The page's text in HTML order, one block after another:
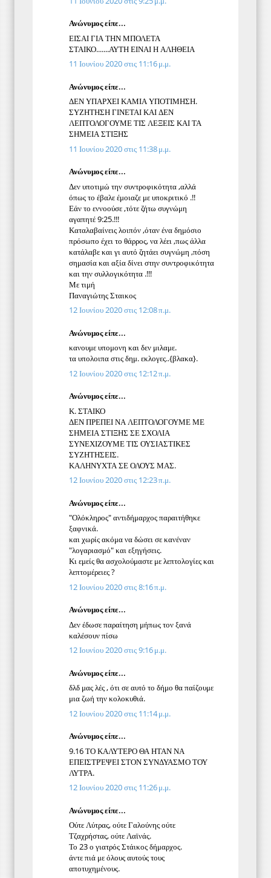
Ανώνυμος είπε...
ΕΙΣΑΙ ΓΙΑ ΤΗΝ ΜΠΟΛΕΤΑ
ΣΤΑΙΚΟ.......ΑΥΤΗ ΕΙΝΑΙ Η ΑΛΗΘΕΙΑ
11 Ιουνίου 2020 στις 11:16 μ.μ.
Ανώνυμος είπε...
ΔΕΝ ΥΠΑΡΧΕΙ ΚΑΜΙΑ ΥΠΟΤΙΜΗΣΗ.
ΣΥΖΗΤΗΣΗ ΓΙΝΕΤΑΙ ΚΑΙ ΔΕΝ
ΛΕΠΤΟΛΟΓΟΥΜΕ ΤΙΣ ΛΕΞΕΙΣ ΚΑΙ ΤΑ
ΣΗΜΕΙΑ ΣΤΙΞΗΣ
11 Ιουνίου 2020 στις 11:38 μ.μ.
Ανώνυμος είπε...
Δεν υποτιμώ την συντροφικότητα ,αλλά
όπως το έβαλε έμοιαζε με υποκριτικό .!!
Εάν το εννοούσε ,τότε ζήτω συγνώμη
αγαπητέ 9:25.!!!
Καταλαβαίνεις λοιπόν ,όταν ένα δημόσιο
πρόσωπο έχει το θάρρος, να λέει ,πως άλλα
κατάλαβε και γι αυτό ζητάει συγνώμη ,πόση
σημασία και αξία δίνει στην συντροφικότητα
και την συλλογικότητα .!!!
Με τιμή
Παναγιώτης Σταικος
12 Ιουνίου 2020 στις 12:08 π.μ.
Ανώνυμος είπε...
κανουμε υπομονη και δεν μιλαμε.
τα υπολοιπα στις δημ. εκλογες..{βλακα}.
12 Ιουνίου 2020 στις 12:12 π.μ.
Ανώνυμος είπε...
Κ. ΣΤΑΙΚΟ
ΔΕΝ ΠΡΕΠΕΙ ΝΑ ΛΕΠΤΟΛΟΓΟΥΜΕ ΜΕ
ΣΗΜΕΙΑ ΣΤΙΞΗΣ ΣΕ ΣΧΟΛΙΑ
ΣΥΝΕΧΙΖΟΥΜΕ ΤΙΣ ΟΥΣΙΑΣΤΙΚΕΣ
ΣΥΖΗΤΗΣΕΙΣ.
ΚΑΛΗΝΥΧΤΑ ΣΕ ΟΛΟΥΣ ΜΑΣ.
12 Ιουνίου 2020 στις 12:23 π.μ.
Ανώνυμος είπε...
"Ολόκληρος" αντιδήμαρχος παραιτήθηκε
ξαφνικά.
και χωρίς ακόμα να δώσει σε κανέναν
"λογαριασμό" και εξηγήσεις.
Κι εμείς θα ασχολούμαστε με λεπτολογίες και
λεπτομέρειες ?
12 Ιουνίου 2020 στις 8:16 π.μ.
Ανώνυμος είπε...
Δεν έδωσε παραίτηση μήπως τον ξανά
καλέσουν πίσω
12 Ιουνίου 2020 στις 9:16 μ.μ.
Ανώνυμος είπε...
δλδ μας λές , ότι σε αυτό το δήμο θα παίζουμε
μια ζωή την κολοκυθιά.
12 Ιουνίου 2020 στις 11:14 μ.μ.
Ανώνυμος είπε...
9.16 ΤΟ ΚΑΛΥΤΕΡΟ ΘΑ ΗΤΑΝ ΝΑ
ΕΠΕΙΣΤΡΈΨΕΙ ΣΤΟΝ ΣΥΝΔΥΑΣΜΟ ΤΟΥ
ΛΥΤΡΑ.
12 Ιουνίου 2020 στις 11:26 μ.μ.
Ανώνυμος είπε...
Ούτε Λύτρας, ούτε Γαλούνης ούτε
Τζαχρήστας, ούτε Λαϊνάς.
Το 23 ο γιατρός Στάικος δήμαρχος.
άντε πιά με όλους αυτούς τους
αποτυχημένους.